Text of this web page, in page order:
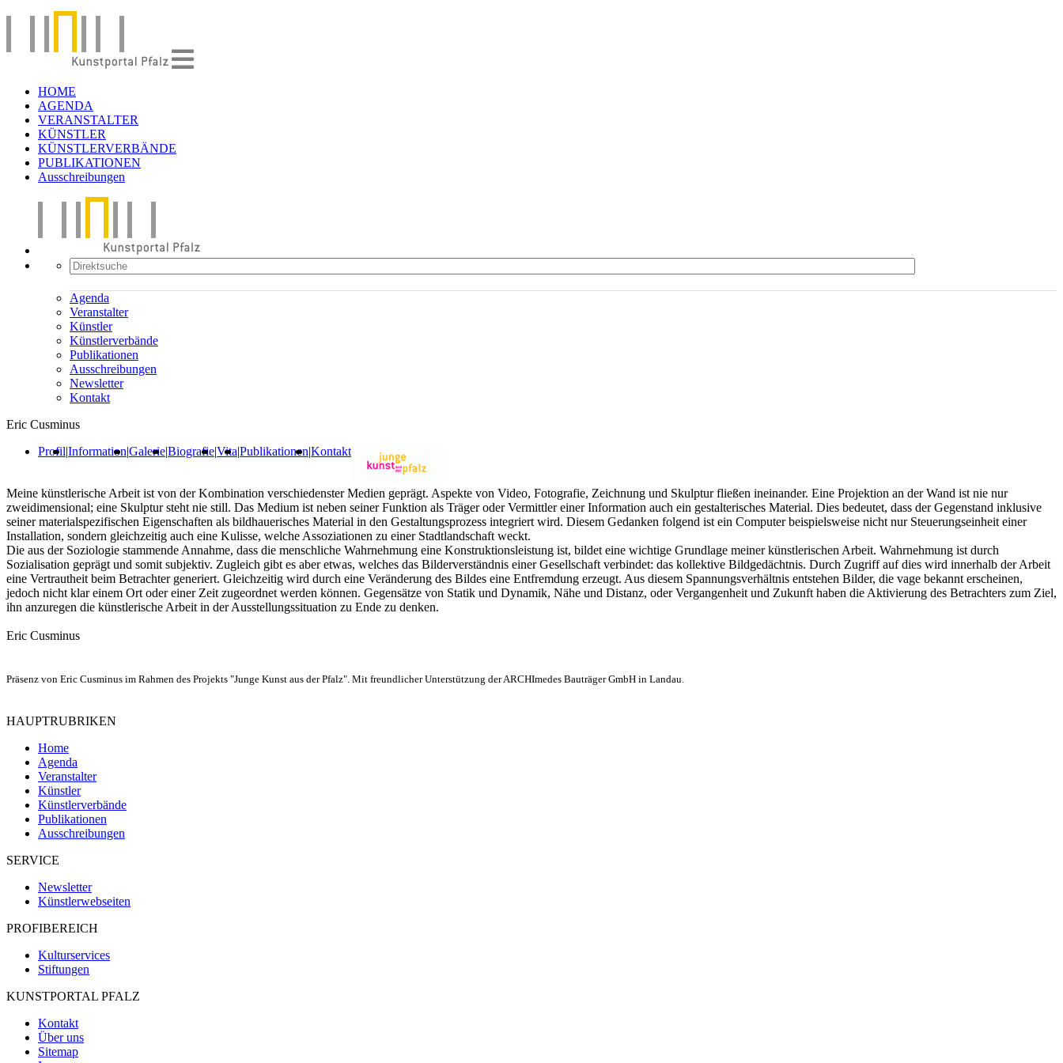
HOME
AGENDA
VERANSTALTER
KÜNSTLER
KÜNSTLERVERBÄNDE
PUBLIKATIONEN
Ausschreibungen
Agenda
Veranstalter
Künstler
Künstlerverbände
Publikationen
Ausschreibungen
Newsletter
Kontakt
Eric Cusminus
Profil|Information|Galerie|Biografie|Vita|Publikationen|Kontakt
Meine künstlerische Arbeit ist von der Kombination verschiedenster Medien geprägt. Aspekte von Video, Fotografie, Zeichnung und Skulptur fließen ineinander. Eine Projektion an der Wand ist nie nur
zweidimensional; eine Skulptur steht nie still. Das Medium ist neben seiner Funktion als Träger oder Vermittler einer Information auch ein gestalterisches Material. Dies bedeutet, dass der Gegenstand inklusive
seiner materialspezifischen Eigenschaften als bildhauerisches Material in den Gestaltungsprozess integriert wird. Diesem Gedanken folgend ist ein Computer beispielsweise nicht nur Steuerungseinheit einer
Installation, sondern gleichzeitig auch eine Kulisse, welche Assoziationen zu einer Stadtlandschaft weckt.
Die aus der Soziologie stammende Annahme, dass die menschliche Wahrnehmung eine Konstruktionsleistung ist, bildet eine wichtige Grundlage meiner künstlerischen Arbeit. Wahrnehmung ist durch
Sozialisation geprägt und somit subjektiv. Zugleich gibt es aber etwas, welches das Bilderverständnis einer Gesellschaft verbindet: das kollektive Bildgedächtnis. Durch Zugriff auf dies wird innerhalb der Arbeit
eine Vertrautheit beim Betrachter generiert. Gleichzeitig wird durch eine Veränderung des Bildes eine Entfremdung erzeugt. Aus diesem Spannungsverhältnis entstehen Bilder, die vage bekannt erscheinen,
jedoch nicht klar einem Ort oder einer Zeit zugeordnet werden können. Gegensätze von Statik und Dynamik, Nähe und Distanz, oder Vergangenheit und Zukunft haben die Aktivierung des Betrachters zum Ziel,
ihn anzuregen die künstlerische Arbeit in der Ausstellungssituation zu Ende zu denken.
Eric Cusminus
Präsenz von Eric Cusminus im Rahmen des Projekts "Junge Kunst aus der Pfalz". Mit freundlicher Unterstützung der ARCHImedes Bauträger GmbH in Landau.
HAUPTRUBRIKEN
Home
Agenda
Veranstalter
Künstler
Künstlerverbände
Publikationen
Ausschreibungen
SERVICE
Newsletter
Künstlerwebseiten
PROFIBEREICH
Kulturservices
Stiftungen
KUNSTPORTAL PFALZ
Kontakt
Über uns
Sitemap